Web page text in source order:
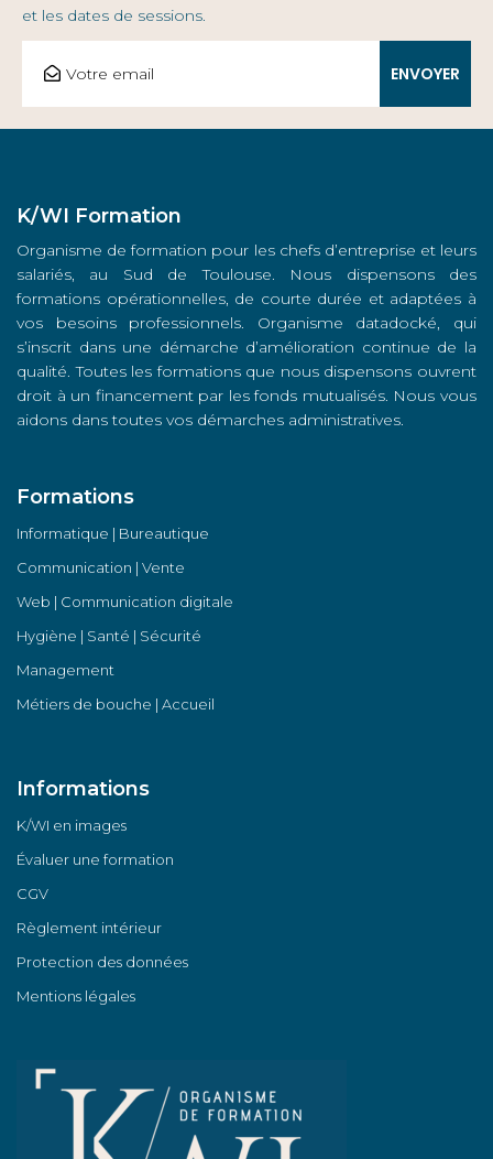
et les dates de sessions.
K/WI Formation
Organisme de formation pour les chefs d’entreprise et leurs
salariés, au Sud de Toulouse. Nous dispensons des
formations opérationnelles, de courte durée et adaptées à
vos besoins professionnels. Organisme datadocké, qui
s’inscrit dans une démarche d’amélioration continue de la
qualité. Toutes les formations que nous dispensons ouvrent
droit à un financement par les fonds mutualisés. Nous vous
aidons dans toutes vos démarches administratives.
Formations
Informatique | Bureautique
Communication | Vente
Web | Communication digitale
Hygiène | Santé | Sécurité
Management
Métiers de bouche | Accueil
Informations
K/WI en images
Évaluer une formation
CGV
Règlement intérieur
Protection des données
Mentions légales